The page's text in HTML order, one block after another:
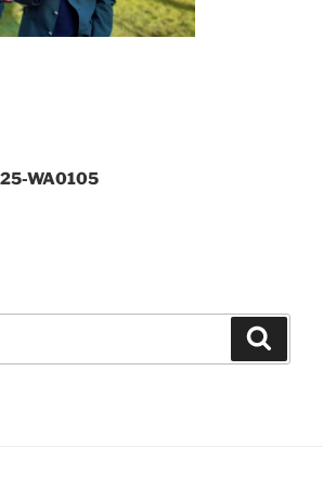
WA0105